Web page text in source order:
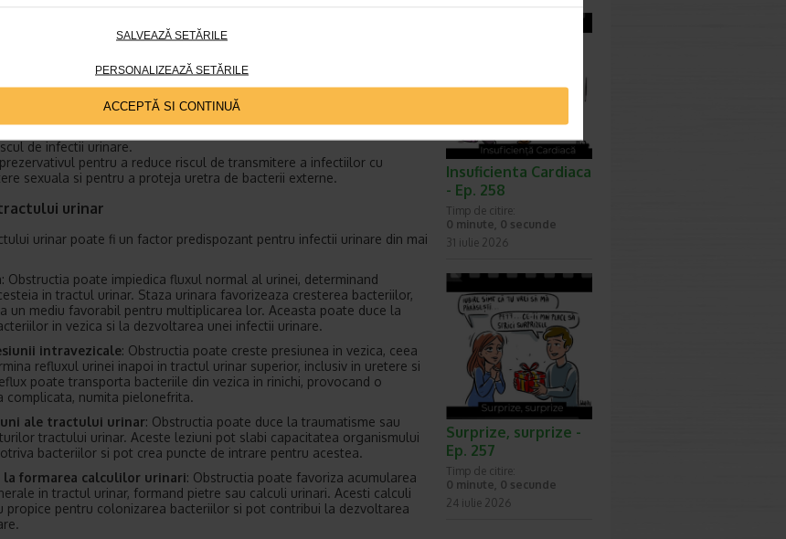
SALVEAZĂ SETĂRILE
PERSONALIZEAZĂ SETĂRILE
ACCEPTĂ SI CONTINUĂ
riscul de infectii urinare asociate cu contactul sexual, este
si dupa actul sexual pentru a ajuta la eliminarea bacteriilor din
o igiena buna in zona genitala.
de infectii urinare.
pentru a reduce riscul de transmitere a infectiilor cu
sexuala si pentru a proteja uretra de bacterii externe.
urinar
urinar poate fi un factor predispozant pentru infectii urinare din mai
: Obstructia poate impiedica fluxul normal al urinei, determinand
in tractul urinar. Staza urinara favorizeaza cresterea bacteriilor,
un mediu favorabil pentru multiplicarea lor. Aceasta poate duce la
in vezica si la dezvoltarea unei infectii urinare.
intravezicale: Obstructia poate creste presiunea in vezica, ceea
refluxul urinei inapoi in tractul urinar superior, inclusiv in uretere si
poate transporta bacteriile din vezica in rinichi, provocand o
complicata, numita pielonefrita.
ale tractului urinar: Obstructia poate duce la traumatisme sau
tractului urinar. Aceste leziuni pot slabi capacitatea organismului
bacteriilor si pot crea puncte de intrare pentru acestea.
la formarea calculilor urinari: Obstructia poate favoriza acumularea
in tractul urinar, formand pietre sau calculi urinari. Acesti calculi
propice pentru colonizarea bacteriilor si pot contribui la dezvoltarea
Insuficienta Cardiaca
- Ep. 258
Timp de citire:
0 minute, 0 secunde
31 iulie 2026
Surprize, surprize -
Ep. 257
Timp de citire:
0 minute, 0 secunde
24 iulie 2026